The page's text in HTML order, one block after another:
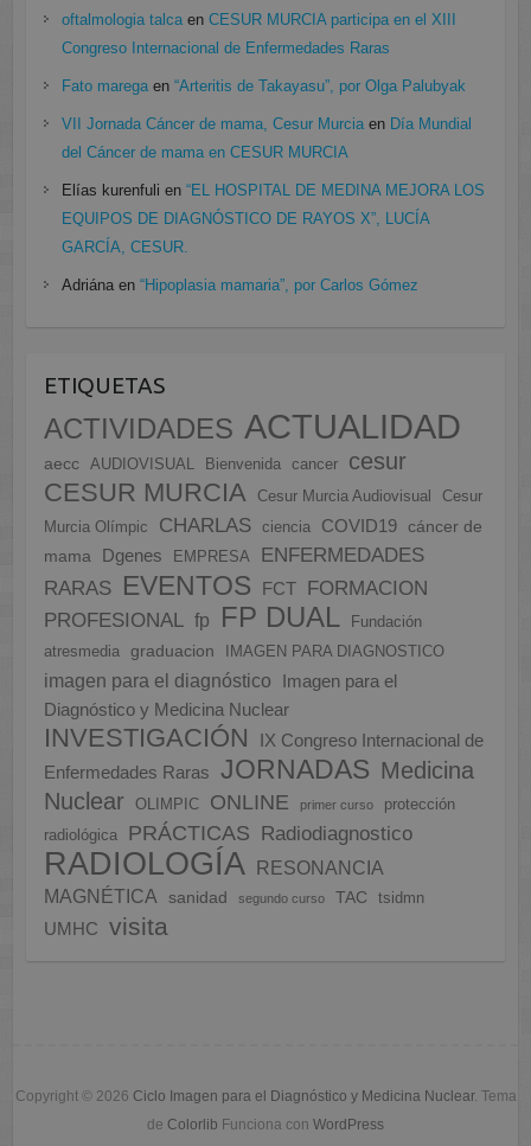
oftalmologia talcaen CESUR MURCIA participa en el XIII
Congreso Internacional de Enfermedades Raras
Fato maregaen “Arteritis de Takayasu”, por Olga Palubyak
VII Jornada Cáncer de mama, Cesur Murciaen Día Mundial
del Cáncer de mama en CESUR MURCIA
Elías kurenfuli en “EL HOSPITAL DE MEDINA MEJORA LOS
EQUIPOS DE DIAGNÓSTICO DE RAYOS X”, LUCÍA
GARCÍA, CESUR.
Adriánaen “Hipoplasia mamaria”, por Carlos Gómez
ETIQUETAS
ACTIVIDADES ACTUALIDAD
aecc AUDIOVISUAL Bienvenida cancer cesur
CESUR MURCIA Cesur Murcia Audiovisual
Cesur
Murcia Olímpic
CHARLAS ciencia COVID19
cáncer de
mama
Dgenes EMPRESA
ENFERMEDADES
RARAS EVENTOS FCT
FORMACION
PROFESIONAL fp FP DUAL
Fundación
atresmedia
graduacion IMAGEN PARA DIAGNOSTICO
imagen para el diagnóstico
Imagen para el
Diagnóstico y Medicina Nuclear
INVESTIGACIÓN
IX Congreso Internacional de
Enfermedades Raras
JORNADAS Medicina
Nuclear
OLIMPIC ONLINE primer curso
protección
radiológica
PRÁCTICAS Radiodiagnostico
RADIOLOGÍA
RESONANCIA
MAGNÉTICA
sanidad segundo curso TAC tsidmn
UMHC visita
Copyright © 2026 Ciclo Imagen para el Diagnóstico y Medicina Nuclear. Tema
de Colorlib Funciona con WordPress